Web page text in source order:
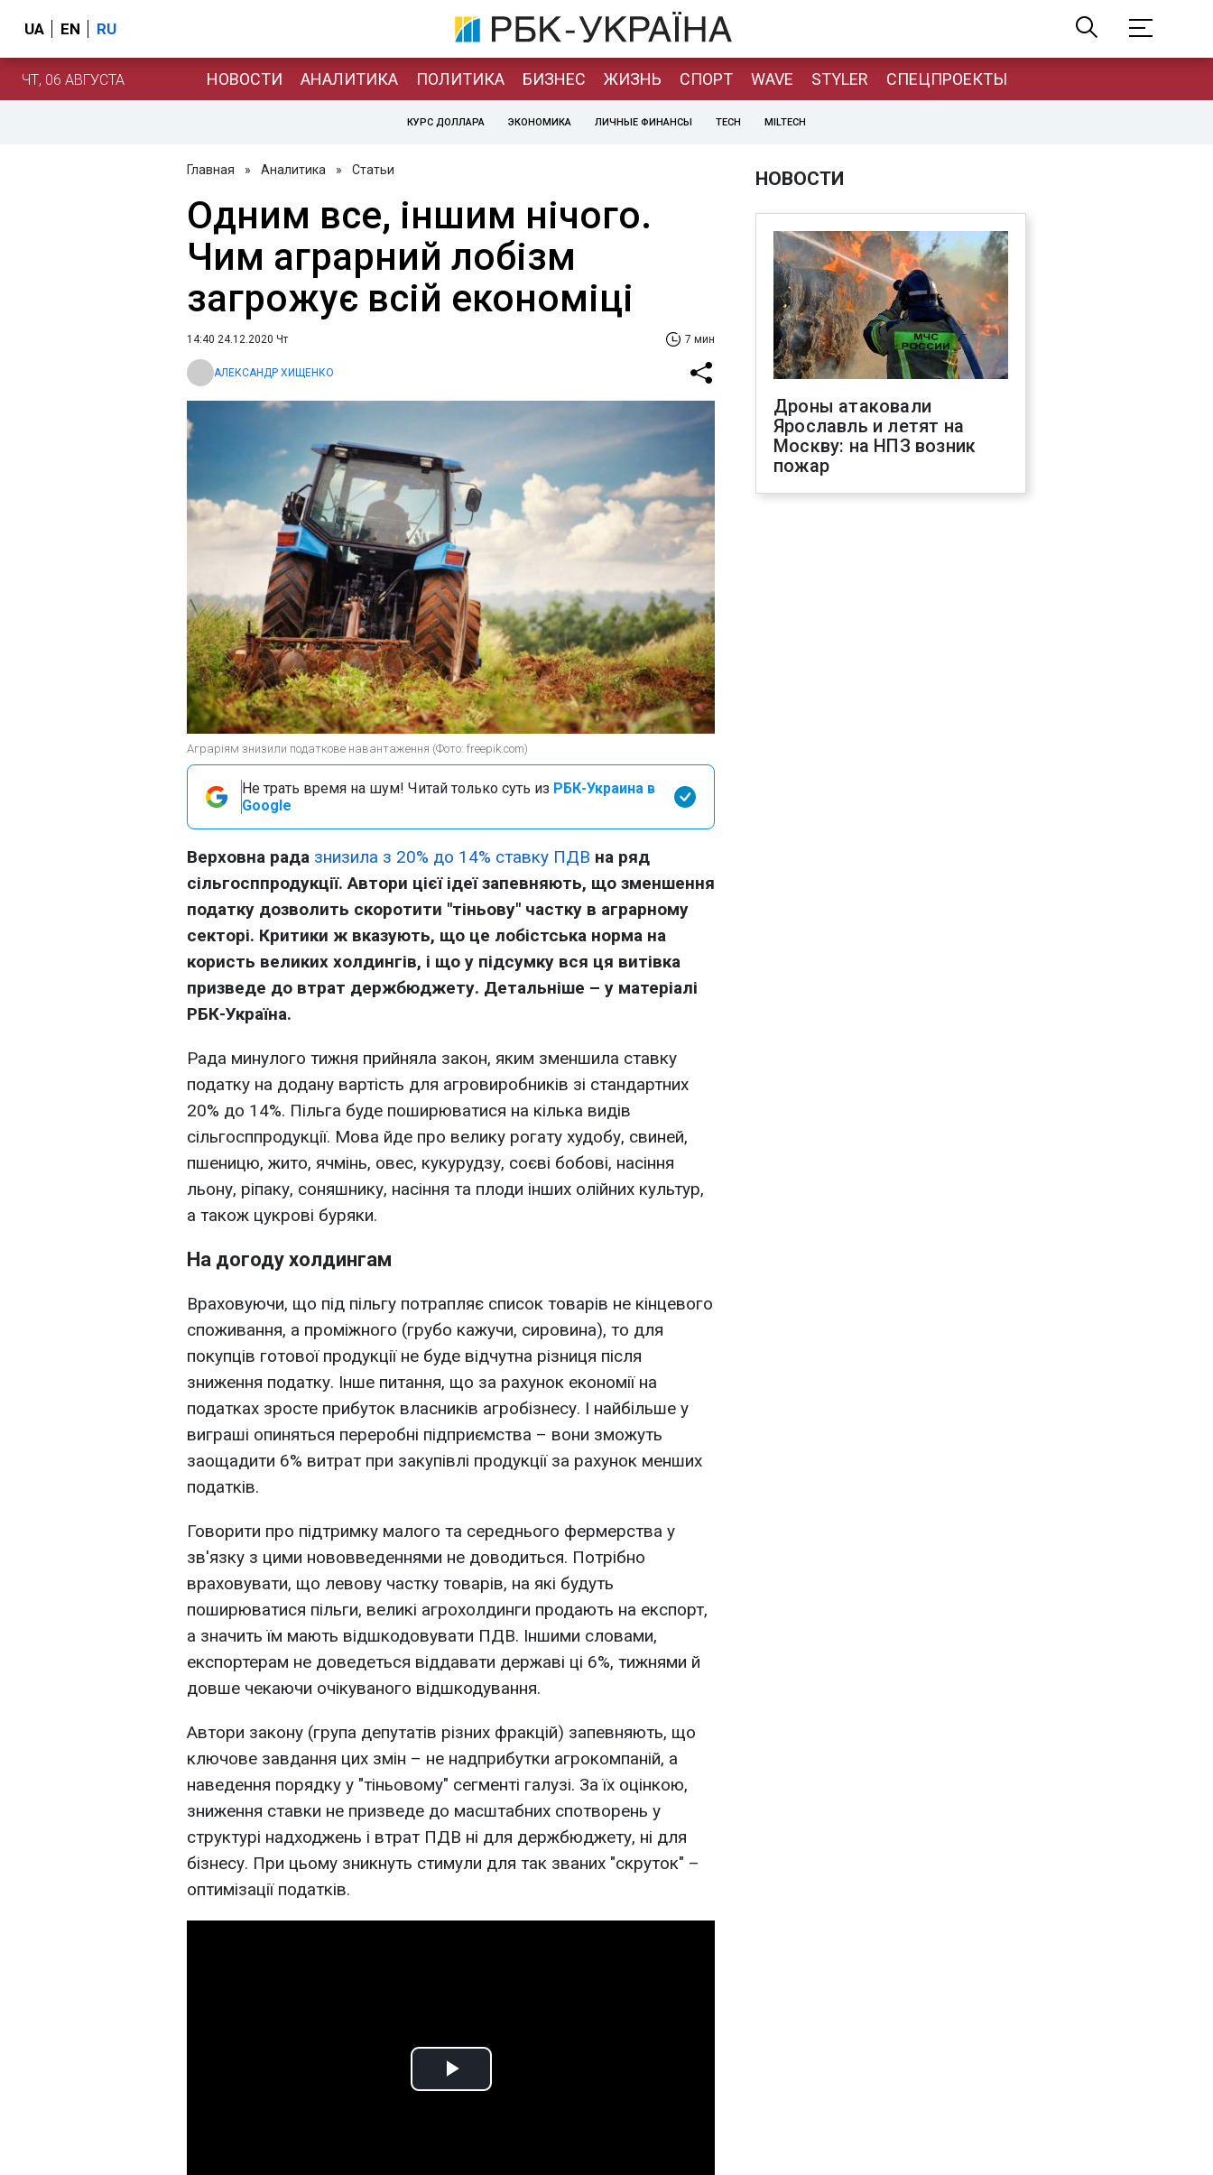
UA EN RU
ЧТ, 06 АВГУСТА НОВОСТИ АНАЛИТИКА ПОЛИТИКА БИЗНЕС ЖИЗНЬ СПОРТ WAVE STYLER СПЕЦПРОЕКТЫ
КУРС ДОЛЛАРА ЭКОНОМИКА ЛИЧНЫЕ ФИНАНСЫ TECH MILTECH
Главная » Аналитика » Статьи
Одним все, іншим нічого.
Чим аграрний лобізм
загрожує всій економіці
14:40 24.12.2020 Чт 7 мин
АЛЕКСАНДР ХИЩЕНКО
Аграріям знизили податкове навантаження (Фото: freepik.com)
Не трать время на шум! Читай только суть из РБК-Украина в
Google
Верховна рада знизила з 20% до 14% ставку ПДВ на ряд
сільгосппродукції. Автори цієї ідеї запевняють, що зменшення
податку дозволить скоротити "тіньову" частку в аграрному
секторі. Критики ж вказують, що це лобістська норма на
користь великих холдингів, і що у підсумку вся ця витівка
призведе до втрат держбюджету. Детальніше – у матеріалі
РБК-Україна.
Рада минулого тижня прийняла закон, яким зменшила ставку
податку на додану вартість для агровиробників зі стандартних
20% до 14%. Пільга буде поширюватися на кілька видів
сільгосппродукції. Мова йде про велику рогату худобу, свиней,
пшеницю, жито, ячмінь, овес, кукурудзу, соєві бобові, насіння
льону, ріпаку, соняшнику, насіння та плоди інших олійних культур,
а також цукрові буряки.
На догоду холдингам
Враховуючи, що під пільгу потрапляє список товарів не кінцевого
споживання, а проміжного (грубо кажучи, сировина), то для
покупців готової продукції не буде відчутна різниця після
зниження податку. Інше питання, що за рахунок економії на
податках зросте прибуток власників агробізнесу. І найбільше у
виграші опиняться переробні підприємства – вони зможуть
заощадити 6% витрат при закупівлі продукції за рахунок менших
податків.
Говорити про підтримку малого та середнього фермерства у
зв'язку з цими нововведеннями не доводиться. Потрібно
враховувати, що левову частку товарів, на які будуть
поширюватися пільги, великі агрохолдинги продають на експорт,
а значить їм мають відшкодовувати ПДВ. Іншими словами,
експортерам не доведеться віддавати державі ці 6%, тижнями й
довше чекаючи очікуваного відшкодування.
Автори закону (група депутатів різних фракцій) запевняють, що
ключове завдання цих змін – не надприбутки агрокомпаній, а
наведення порядку у "тіньовому" сегменті галузі. За їх оцінкою,
зниження ставки не призведе до масштабних спотворень у
структурі надходжень і втрат ПДВ ні для держбюджету, ні для
бізнесу. При цьому зникнуть стимули для так званих "скруток" –
оптимізації податків.
Play
НОВОСТИ
Дроны атаковали
Ярославль и летят на
Москву: на НПЗ возник
пожар